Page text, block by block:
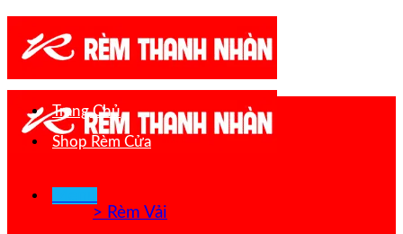
Trang Chủ
Shop Rèm Cửa
> Rèm Vải